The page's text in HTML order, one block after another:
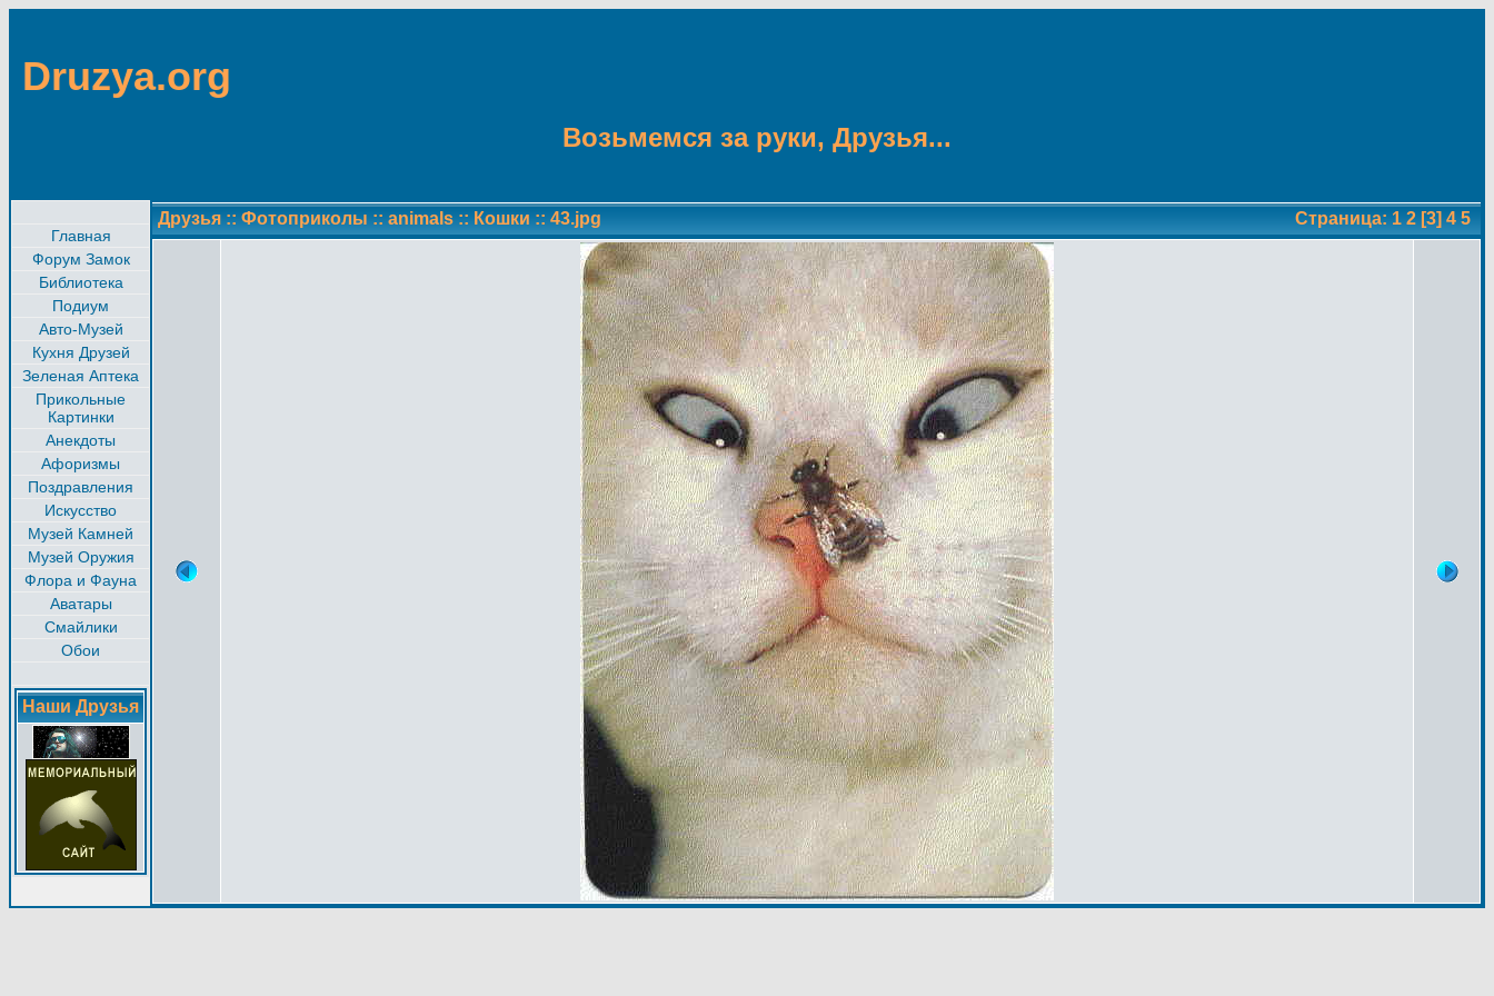
Druzya.org
Возьмемся за руки, Друзья...
Главная
Форум Замок
Библиотека
Подиум
Авто-Музей
Кухня Друзей
Зеленая Аптека
Прикольные
Картинки
Анекдоты
Афоризмы
Поздравления
Искусство
Музей Камней
Музей Оружия
Флора и Фауна
Аватары
Смайлики
Обои
Наши Друзья
Друзья :: Фотоприколы :: animals :: Кошки :: 43.jpg Страница: 1 2 [3] 4 5